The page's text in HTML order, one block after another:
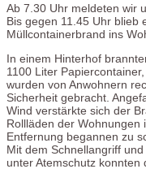
Ab 7.30 Uhr meldeten wir
Bis gegen 11.45 Uhr blieb
Müllcontainerbrand ins
In einem Hinterhof
1100 Liter
wurden von Anwohnern
Sicherheit gebracht.
Wind verstärkte sich der
Rollläden der Wohnungen
Entfernung begannen zu
Mit dem Schnellangriff
unter Atemschutz